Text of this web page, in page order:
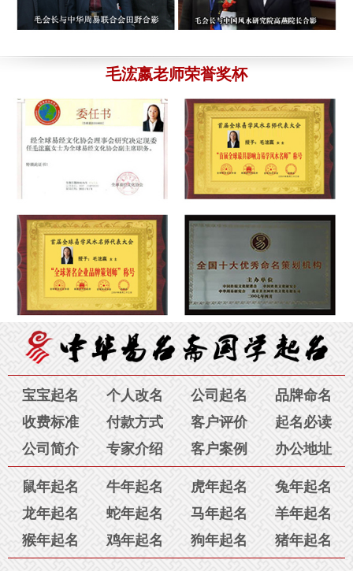
一颗灰心丧气的心。我发自内向的向您道一声 ：谢谢！您辛苦
了！8月4日
订单号为：156****5687 的 于先生：
感谢中华易名斋取名网毛老
师，所取的名字家人很满意，我们研究选定；于卓含，小名；珍
妮，明天报户口。 8月4日
订单号为：189****6527 的 刘英：
虽说大恩不言谢，可我还想
说，感谢您毛老师！我跟老公在广州本地找了四家起名公司，花
了几千元钱都没有取到满意的好名字，在您这里支付了区区980
元就已经为孩子取到了喜欢的名字。令我们感动的是，我们南北
两地不在一座城市，沟通都是通过电话，邮件，视频讲解含义。
毛老师您的认真，您的专业知识，真诚、耐心和对我们家长的包
容与理解令我们感动，特别是几次已经很晚了，您却不厌其烦的
诚善良的心。您就是人们常说的三善女子“善良、善思、善解人
意”相信您一定会在幸福与快乐中成就自己的事业。祝；好人一生
平安！感谢您——孩子的母亲。
8月3日
订单号为：135****5034 的 金先生：一直都相信八字取名字，我
刚开始也是在别的网站上起名字，但是名字取的不好听，含义不
好。看到贵站的毛老师，经过沟通还是觉得有信心，毛老师第一
订单号为：132****6735
的 广东江门姚先生：您的个人
改名-898元汇款已经收到。8月2日
订单号为：138****5567的 江苏苏州林先生：您的孩子
改名-898元汇款已经收到。8月1日
订单号为：136****5568的 陕西榆林石先生：你的公司
起名-998元汇款已经收到。
8月1日
的 辽宁大连徐先生：您的宝宝
起名结果已发出，请查收。
8月1日
起名结果已发出，请查收。
7月31日
订单号为：189****5579的 浙江宁波吕先生：您的宝宝
起名结果已发出，请查收。
7月31日
毛浤嬴老师荣誉奖杯
宝宝起名 个人改名 公司起名
品牌命名
收费标准
付款方式 客户评价
起名必读
公司简介
专家介绍 客户案例 办公地址
鼠年起名 牛年起名 虎年起名
兔年起名
龙年起名
蛇年起名 马年起名
羊年起名
猴年起名
鸡年起名 狗年起名 猪年起名